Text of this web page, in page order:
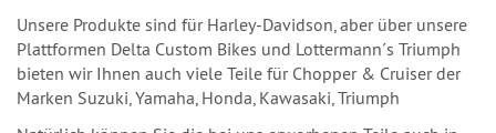
Unsere Produkte sind für Harley-Davidson, aber über unsere
Plattformen Delta Custom Bikes und Lottermann´s Triumph
bieten wir Ihnen auch viele Teile für Chopper & Cruiser der
Marken Suzuki, Yamaha, Honda, Kawasaki, Triumph